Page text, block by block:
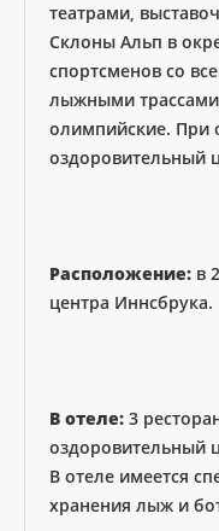
театрами,
Склоны Альп в
спортсменов со
лыжными
олимпийские. При
оздоровительный
Расположение: в
центра Иннсбрука.
В отеле: 3
оздоровительный
В отеле имеется
хранения лыж и